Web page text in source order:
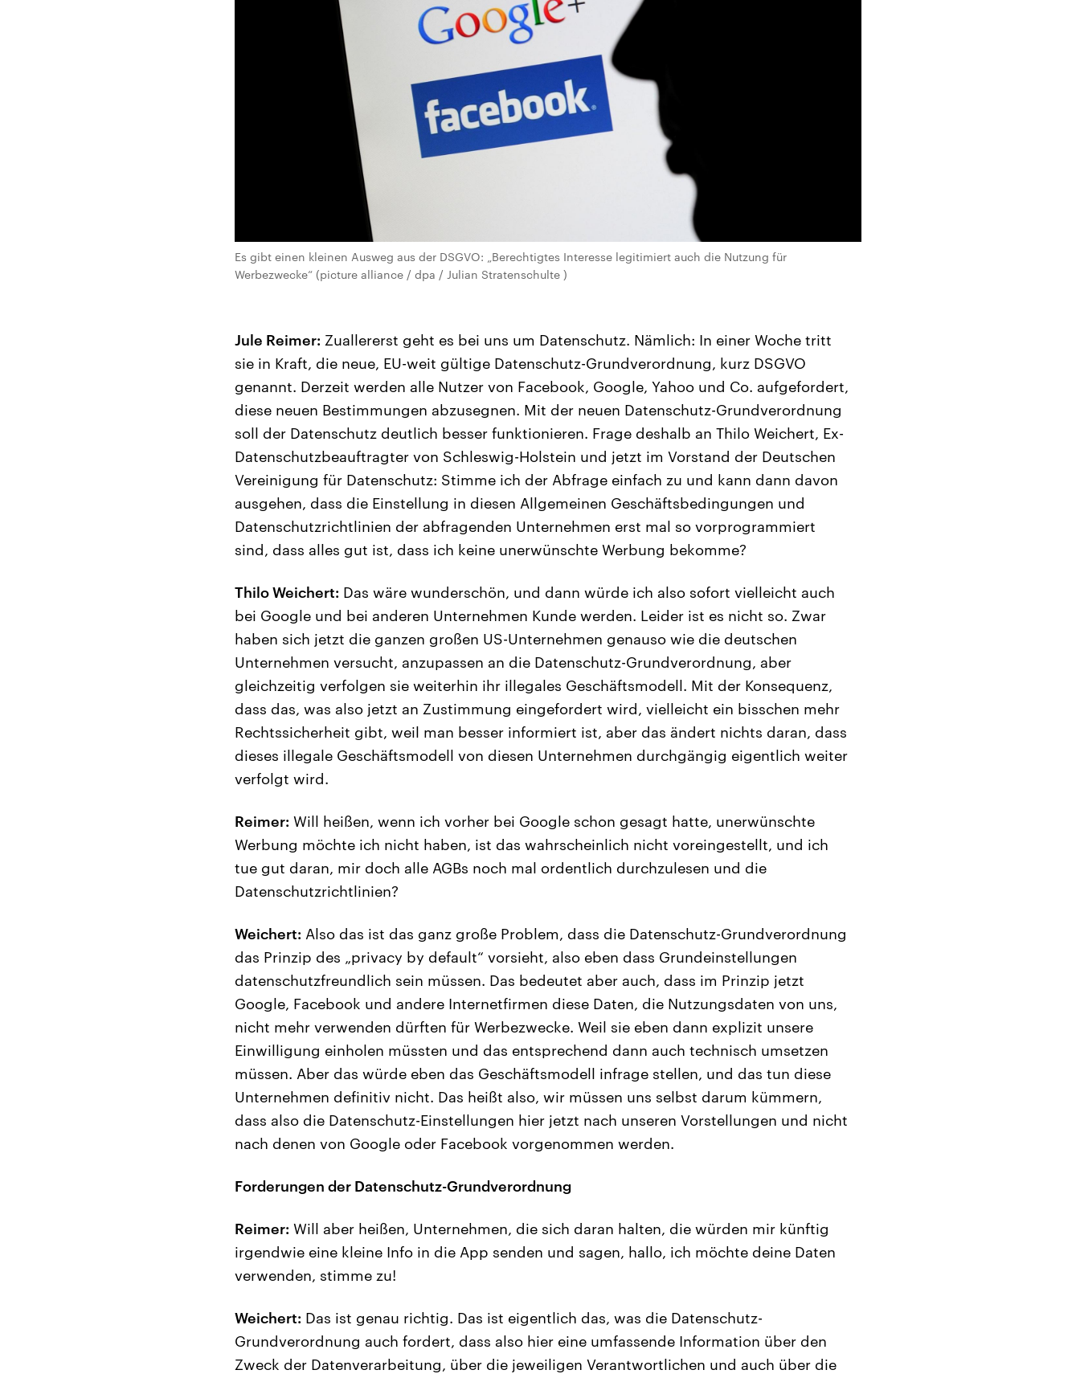
Es gibt einen kleinen Ausweg aus der DSGVO: „Berechtigtes Interesse legitimiert auch die Nutzung für
Werbezwecke“ (picture alliance / dpa / Julian Stratenschulte )
Jule Reimer: Zuallererst geht es bei uns um Datenschutz. Nämlich: In einer Woche tritt
sie in Kraft, die neue, EU-weit gültige Datenschutz-Grundverordnung, kurz DSGVO
genannt. Derzeit werden alle Nutzer von Facebook, Google, Yahoo und Co. aufgefordert,
diese neuen Bestimmungen abzusegnen. Mit der neuen Datenschutz-Grundverordnung
soll der Datenschutz deutlich besser funktionieren. Frage deshalb an Thilo Weichert, Ex-
Datenschutzbeauftragter von Schleswig-Holstein und jetzt im Vorstand der Deutschen
Vereinigung für Datenschutz: Stimme ich der Abfrage einfach zu und kann dann davon
ausgehen, dass die Einstellung in diesen Allgemeinen Geschäftsbedingungen und
Datenschutzrichtlinien der abfragenden Unternehmen erst mal so vorprogrammiert
sind, dass alles gut ist, dass ich keine unerwünschte Werbung bekomme?
Thilo Weichert: Das wäre wunderschön, und dann würde ich also sofort vielleicht auch
bei Google und bei anderen Unternehmen Kunde werden. Leider ist es nicht so. Zwar
haben sich jetzt die ganzen großen US-Unternehmen genauso wie die deutschen
Unternehmen versucht, anzupassen an die Datenschutz-Grundverordnung, aber
gleichzeitig verfolgen sie weiterhin ihr illegales Geschäftsmodell. Mit der Konsequenz,
dass das, was also jetzt an Zustimmung eingefordert wird, vielleicht ein bisschen mehr
Rechtssicherheit gibt, weil man besser informiert ist, aber das ändert nichts daran, dass
dieses illegale Geschäftsmodell von diesen Unternehmen durchgängig eigentlich weiter
verfolgt wird.
Reimer: Will heißen, wenn ich vorher bei Google schon gesagt hatte, unerwünschte
Werbung möchte ich nicht haben, ist das wahrscheinlich nicht voreingestellt, und ich
tue gut daran, mir doch alle AGBs noch mal ordentlich durchzulesen und die
Datenschutzrichtlinien?
Weichert: Also das ist das ganz große Problem, dass die Datenschutz-Grundverordnung
das Prinzip des „privacy by default“ vorsieht, also eben dass Grundeinstellungen
datenschutzfreundlich sein müssen. Das bedeutet aber auch, dass im Prinzip jetzt
Google, Facebook und andere Internetfirmen diese Daten, die Nutzungsdaten von uns,
nicht mehr verwenden dürften für Werbezwecke. Weil sie eben dann explizit unsere
Einwilligung einholen müssten und das entsprechend dann auch technisch umsetzen
müssen. Aber das würde eben das Geschäftsmodell infrage stellen, und das tun diese
Unternehmen definitiv nicht. Das heißt also, wir müssen uns selbst darum kümmern,
dass also die Datenschutz-Einstellungen hier jetzt nach unseren Vorstellungen und nicht
nach denen von Google oder Facebook vorgenommen werden.
Forderungen der Datenschutz-Grundverordnung
Reimer: Will aber heißen, Unternehmen, die sich daran halten, die würden mir künftig
irgendwie eine kleine Info in die App senden und sagen, hallo, ich möchte deine Daten
verwenden, stimme zu!
Weichert: Das ist genau richtig. Das ist eigentlich das, was die Datenschutz-
Grundverordnung auch fordert, dass also hier eine umfassende Information über den
Zweck der Datenverarbeitung, über die jeweiligen Verantwortlichen und auch über die